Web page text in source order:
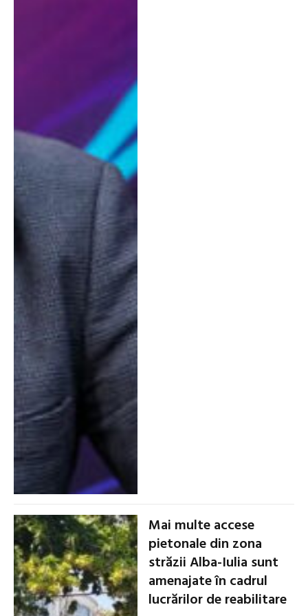
Mai multe accese
pietonale din zona
străzii Alba-Iulia sunt
amenajate în cadrul
lucrărilor de reabilitare